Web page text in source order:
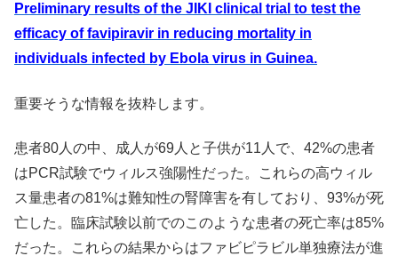
Preliminary results of the JIKI clinical trial to test the
efficacy of favipiravir in reducing mortality in
individuals infected by Ebola virus in Guinea.
重要そうな情報を抜粋します。
患者80人の中、成人が69人と子供が11人で、42%の患者
はPCR試験でウィルス強陽性だった。これらの高ウィル
ス量患者の81%は難知性の腎障害を有しており、93%が死
亡した。臨床試験以前でのこのような患者の死亡率は85%
だった。これらの結果からはファビピラビル単独療法が進